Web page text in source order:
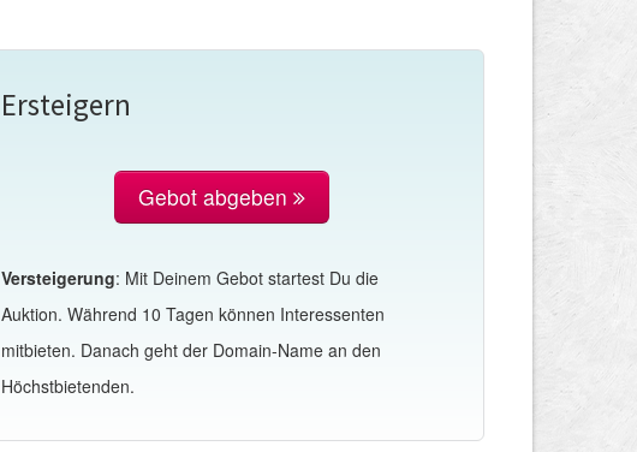
Ersteigern
Gebot abgeben
Versteigerung: Mit Deinem Gebot startest Du die
Auktion. Während 10 Tagen können Interessenten
mitbieten. Danach geht der Domain-Name an den
Höchstbietenden.